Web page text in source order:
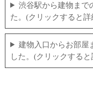
渋谷駅から建物まで
た。(クリックすると
建物入口からお部屋
した。(クリックする